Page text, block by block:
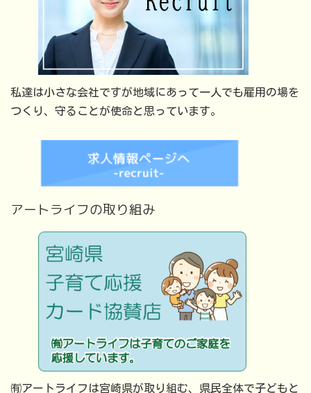
私達は小さな会社ですが地域にあって一人でも雇用の場を
つくり、守ることが使命と思っています。
アートライフの取り組み
㈲アートライフは宮崎県が取り組む、県民全体で子どもと